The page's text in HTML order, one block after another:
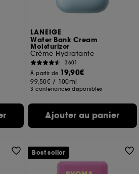
LANEIGE
Water Bank Cream
Moisturizer
Crème Hydratante
3601
À partir de 19,90€
99,50€ / 100ml
3 contenances disponibles
Ajouter au panier
Best seller